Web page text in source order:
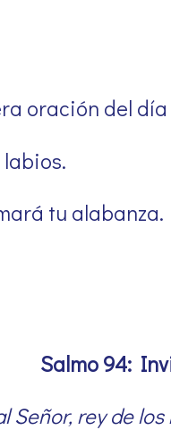
oración del
tu alabanza.
Salmo 94:
Señor, rey de